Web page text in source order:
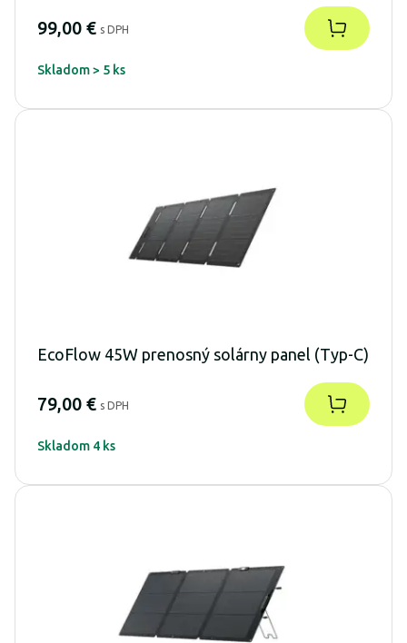
99,00 € s DPH
Skladom > 5 ks
EcoFlow 45W prenosný solárny panel (Typ-C)
79,00 € s DPH
Skladom 4 ks